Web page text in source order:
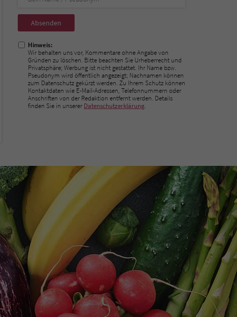
Nicht
ausfüllen!
Hinweis:
Wir behalten uns vor, Kommentare ohne Angabe von
Gründen zu löschen. Bitte beachten Sie Urheberrecht und
Privatsphäre; Werbung ist nicht gestattet. Ihr Name bzw.
Pseudonym wird öffentlich angezeigt; Nachnamen können
zum Datenschutz gekürzt werden. Zu Ihrem Schutz können
Kontaktdaten wie E-Mail-Adressen, Telefonnummern oder
Anschriften von der Redaktion entfernt werden. Details
finden Sie in unserer Datenschutzerklärung.